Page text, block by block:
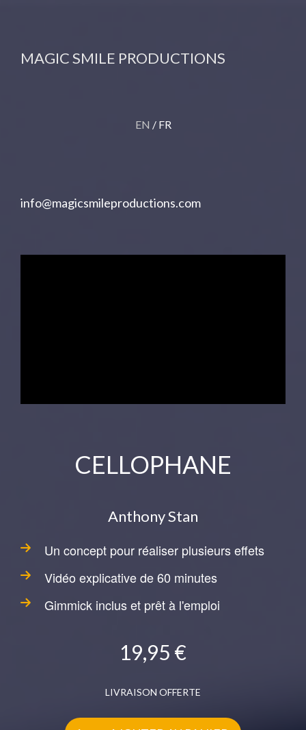
MAGIC SMILE PRODUCTIONS
EN / FR
info@magicsmileproductions.com
CELLOPHANE
Anthony Stan
Un concept pour réaliser plusieurs effets
Vidéo explicative de 60 minutes
Gimmick inclus et prêt à l'emploi
19,95 €
LIVRAISON OFFERTE